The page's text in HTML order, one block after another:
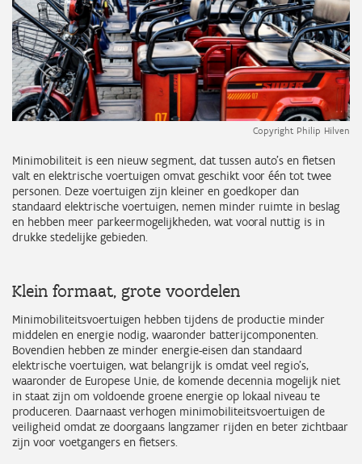
Copyright Philip Hilven
Minimobiliteit is een nieuw segment, dat tussen auto's en fietsen
valt en elektrische voertuigen omvat geschikt voor één tot twee
personen. Deze voertuigen zijn kleiner en goedkoper dan
standaard elektrische voertuigen, nemen minder ruimte in beslag
en hebben meer parkeermogelijkheden, wat vooral nuttig is in
drukke stedelijke gebieden.
Klein formaat, grote voordelen
Minimobiliteitsvoertuigen hebben tijdens de productie minder
middelen en energie nodig, waaronder batterijcomponenten.
Bovendien hebben ze minder energie-eisen dan standaard
elektrische voertuigen, wat belangrijk is omdat veel regio's,
waaronder de Europese Unie, de komende decennia mogelijk niet
in staat zijn om voldoende groene energie op lokaal niveau te
produceren. Daarnaast verhogen minimobiliteitsvoertuigen de
veiligheid omdat ze doorgaans langzamer rijden en beter zichtbaar
zijn voor voetgangers en fietsers.